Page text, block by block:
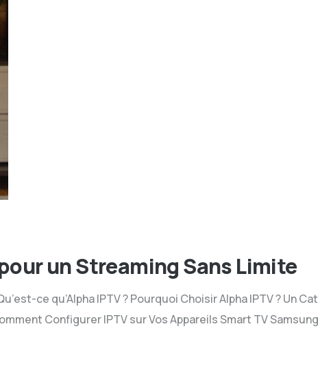
un Streaming Sans Limite
ce qu’Alpha IPTV ? Pourquoi Choisir Alpha IPTV ? Un
Configurer IPTV sur Vos Appareils Smart TV Samsung